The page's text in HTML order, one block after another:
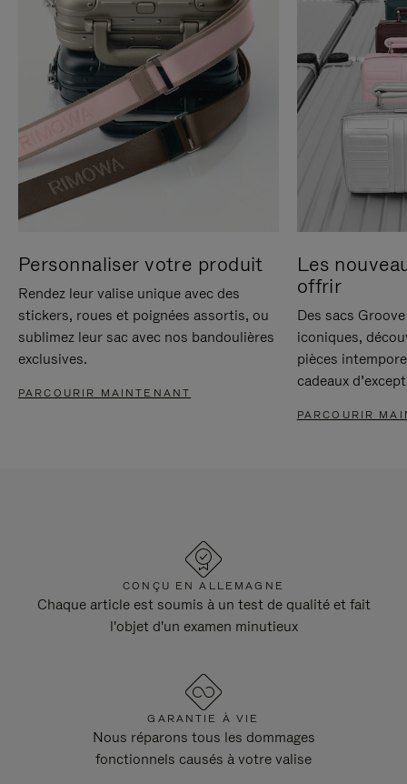
Personnaliser votre produit
Rendez leur valise unique avec des
stickers, roues et poignées assortis, ou
sublimez leur sac avec nos bandoulières
exclusives.
PARCOURIR MAINTENANT
Les
offrir
Des sacs
iconiques,
pièces
cadeaux
PARCOURIR
CONÇU EN ALLEMAGNE
Chaque article est soumis à un test de qualité et fait
l'objet d'un examen minutieux
GARANTIE À VIE
Nous réparons tous les dommages
fonctionnels causés à votre valise